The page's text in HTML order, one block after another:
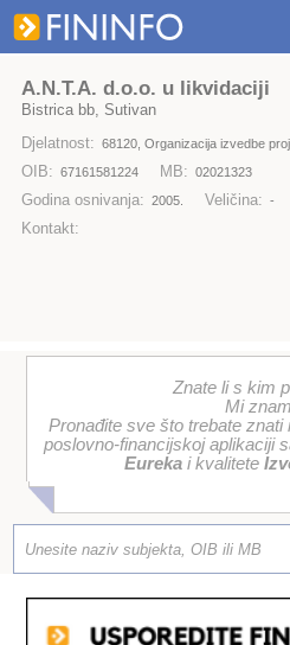
A.N.T.A. d.o.o. u likvidaciji
Bistrica bb, Sutivan
Djelatnost: 68120, Organizacija izvedbe
OIB: 67161581224 MB: 02021323
Godina osnivanja: 2005. Veličina: -
Kontakt:
Znate li s kim
Mi
Pronađite sve što trebate
poslovno-financijskoj aplikaciji
Eurekai kvalitete